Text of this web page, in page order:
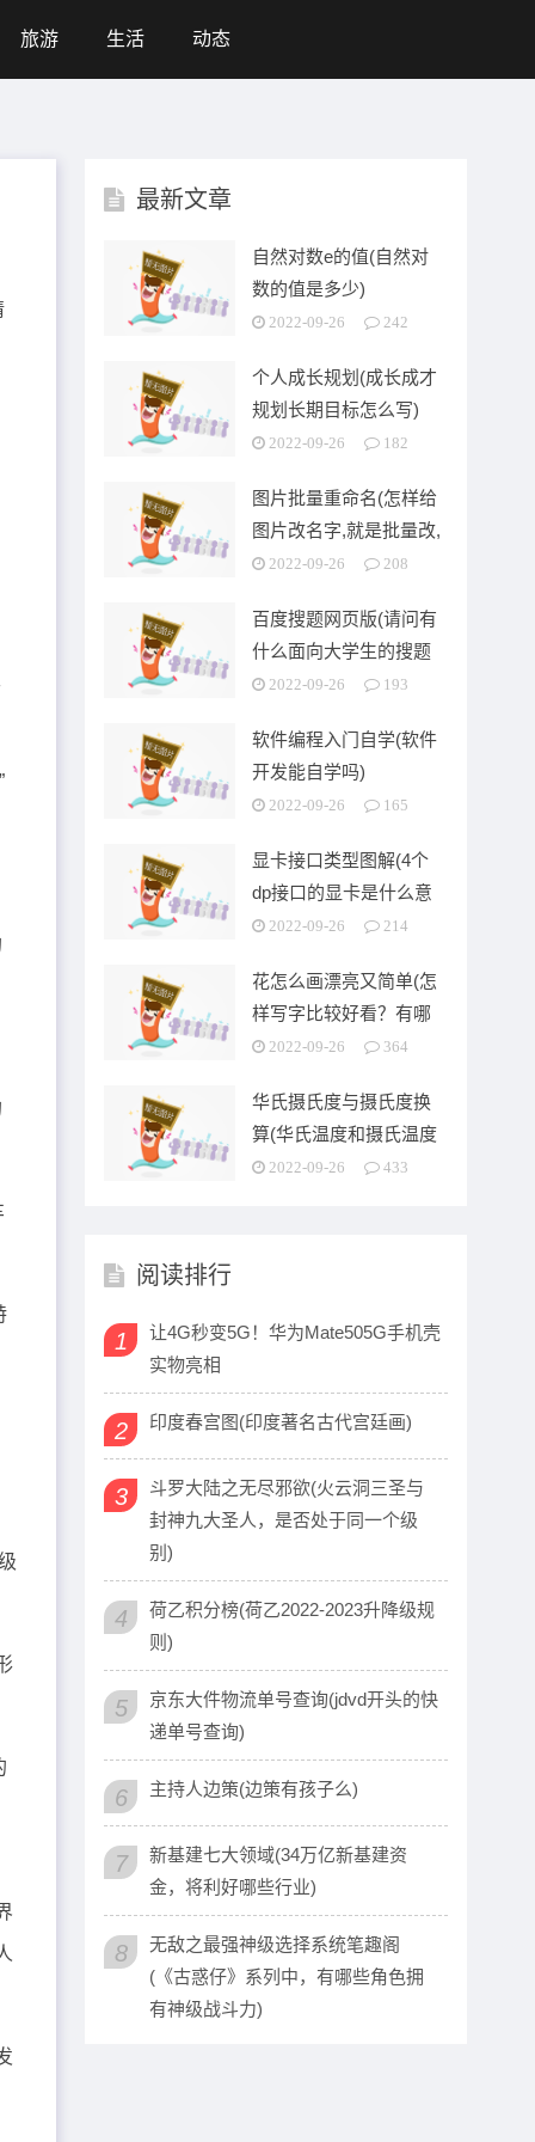
旅游 生活 动态
最新文章
自然对数e的值(自然对
数的值是多少)
2022-09-26 242
个人成长规划(成长成才
规划长期目标怎么写)
2022-09-26 182
图片批量重命名(怎样给
图片改名字,就是批量改,
可以按顺序排列的)
2022-09-26 208
百度搜题网页版(请问有
什么面向大学生的搜题
app)
2022-09-26 193
软件编程入门自学(软件
开发能自学吗)
2022-09-26 165
显卡接口类型图解(4个
dp接口的显卡是什么意
思)2022-09-26 214
花怎么画漂亮又简单(怎
样写字比较好看？有哪
些技巧)
2022-09-26 364
华氏摄氏度与摄氏度换
算(华氏温度和摄氏温度
之间是怎么换算的啊)
2022-09-26 433
阅读排行
1
让4G秒变5G！华为Mate505G手机壳
实物亮相
2 印度春宫图(印度著名古代宫廷画)
3
斗罗大陆之无尽邪欲(火云洞三圣与
封神九大圣人，是否处于同一个级
别)
4
荷乙积分榜(荷乙2022-2023升降级规
则)
5
京东大件物流单号查询(jdvd开头的快
递单号查询)
6 主持人边策(边策有孩子么)
7
新基建七大领域(34万亿新基建资
金，将利好哪些行业)
8
无敌之最强神级选择系统笔趣阁
(《古惑仔》系列中，有哪些角色拥
有神级战斗力)